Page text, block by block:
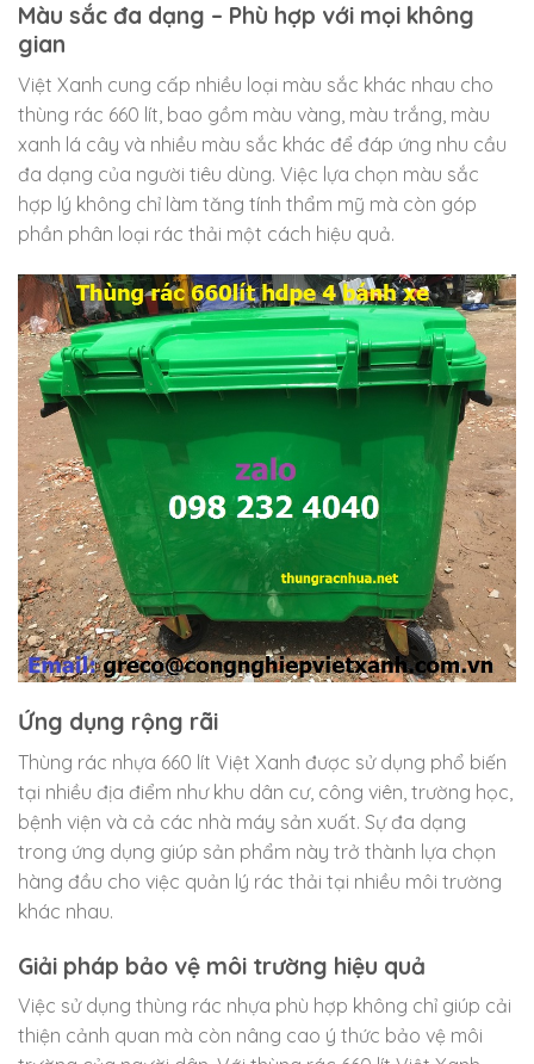
Màu sắc đa dạng – Phù hợp với mọi không
gian
Việt Xanh cung cấp nhiều loại màu sắc khác nhau cho
thùng rác 660 lít, bao gồm màu vàng, màu trắng, màu
xanh lá cây và nhiều màu sắc khác để đáp ứng nhu cầu
đa dạng của người tiêu dùng. Việc lựa chọn màu sắc
hợp lý không chỉ làm tăng tính thẩm mỹ mà còn góp
phần phân loại rác thải một cách hiệu quả.
Ứng dụng rộng rãi
Thùng rác nhựa 660 lít Việt Xanh được sử dụng phổ biến
tại nhiều địa điểm như khu dân cư, công viên, trường học,
bệnh viện và cả các nhà máy sản xuất. Sự đa dạng
trong ứng dụng giúp sản phẩm này trở thành lựa chọn
hàng đầu cho việc quản lý rác thải tại nhiều môi trường
khác nhau.
Giải pháp bảo vệ môi trường hiệu quả
Việc sử dụng thùng rác nhựa phù hợp không chỉ giúp cải
thiện cảnh quan mà còn nâng cao ý thức bảo vệ môi